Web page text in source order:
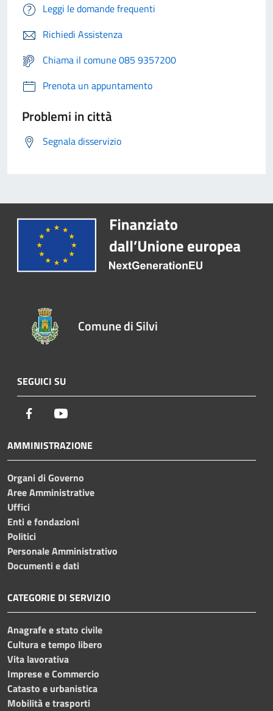
Leggi le domande frequenti
Richiedi Assistenza
Chiama il comune 085 9357200
Prenota un appuntamento
Problemi in città
Segnala disservizio
Comune di Silvi
SEGUICI SU
Facebook
AMMINISTRAZIONE
Organi di Governo
Aree Amministrative
Uffici
Enti e fondazioni
Politici
Personale Amministrativo
Documenti e dati
CATEGORIE DI SERVIZIO
Anagrafe e stato civile
Cultura e tempo libero
Vita lavorativa
Imprese e Commercio
Catasto e urbanistica
Mobilità e trasporti